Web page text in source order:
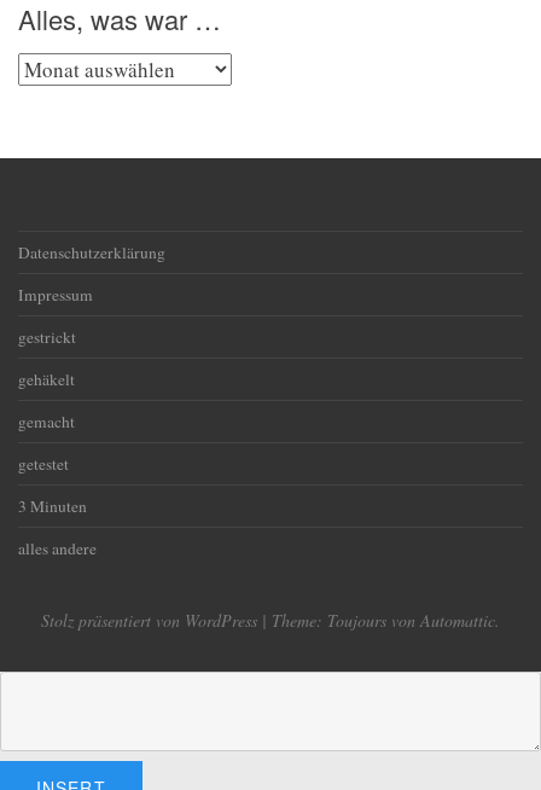
Alles, was war …
Alles,
Datenschutzerklärung
Impressum
gestrickt
gehäkelt
gemacht
getestet
3 Minuten
alles andere
Stolz präsentiert von WordPress | Theme: Toujours von Automattic